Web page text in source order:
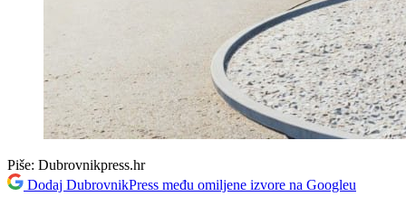
Piše: Dubrovnikpress.hr
Dodaj DubrovnikPress među omiljene izvore na Googleu